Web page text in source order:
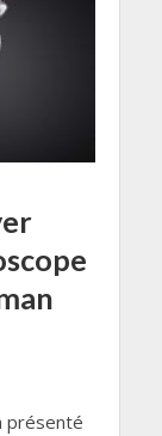
présenté